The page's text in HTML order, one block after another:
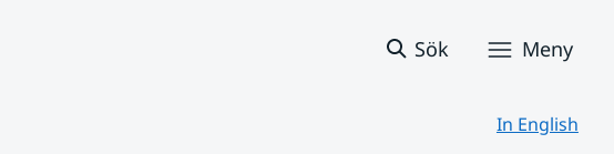
Sök Meny
In English